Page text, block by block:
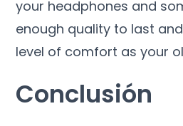
your headphones and
enough quality to last
level of comfort as your
Conclusión